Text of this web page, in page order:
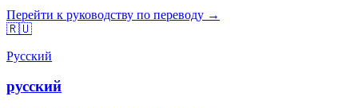
Перейти к руководству по переводу →
🇷🇺
Русский
русский